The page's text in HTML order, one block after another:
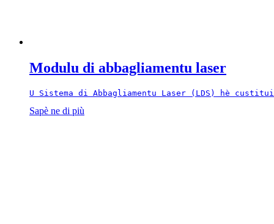
Modulu di abbagliamentu laser
U Sistema di Abbagliamentu Laser (LDS) hè
Sapè ne di più